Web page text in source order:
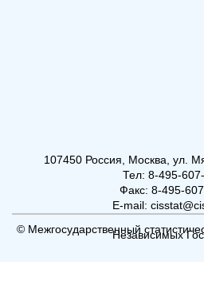
107450 Россия, Москва, ул.
Тел: 8-495-
Факс: 8-495-
E-mail:
© МежгосударственныйНезависимых